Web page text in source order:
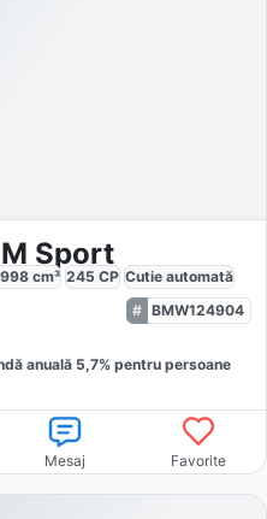
Sport
cm³ 245 CP Cutie automată
BMW124904
anuală 5,7% pentru persoane
Mesaj Favorite